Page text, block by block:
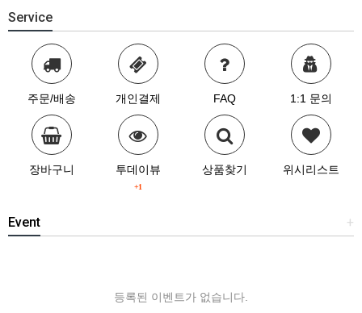
Service
주문/배송 개인결제 FAQ 1:1 문의
장바구니 투데이뷰
+1
상품찾기 위시리스트
+
Event
등록된 이벤트가 없습니다.